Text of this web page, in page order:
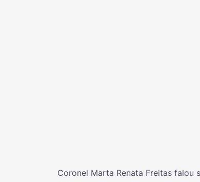
Coronel Marta Renata Freitas falou